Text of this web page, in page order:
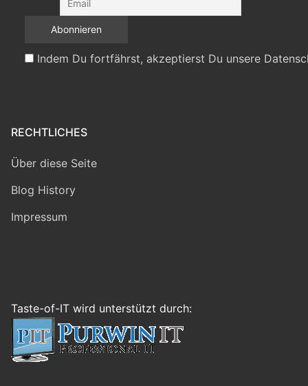
Indem Du fortfährst, akzeptierst Du unsere
RECHTLICHES
Über diese Seite
Blog History
Impressum
Taste-of-IT wird unterstützt durch: